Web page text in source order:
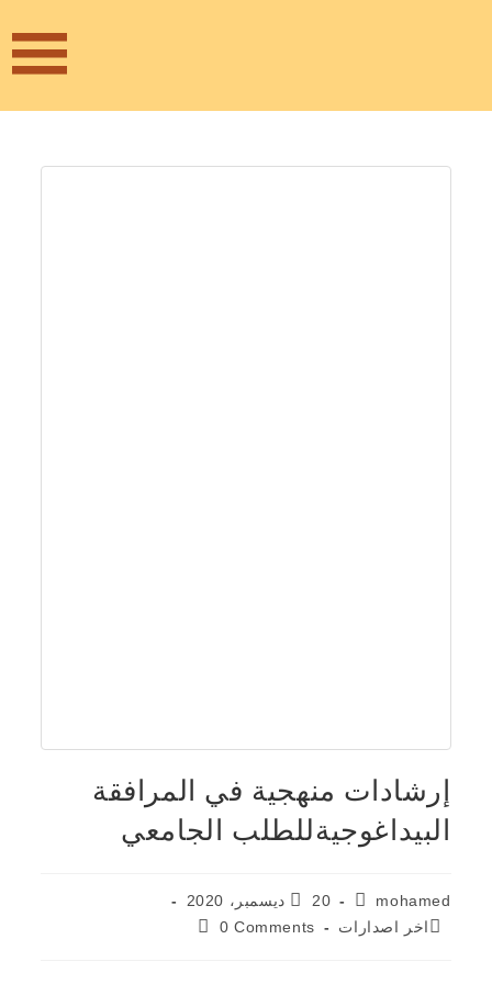
إرشادات منهجية في المرافقة
البيداغوجيةللطلب الجامعي
mohamed
20 ديسمبر، 2020
اخر اصدارات
0 Comments